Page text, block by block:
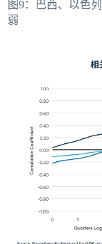
图9：巴西、以色
弱